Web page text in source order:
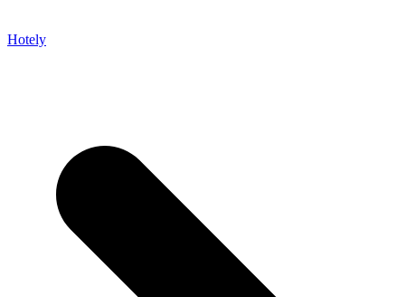
Hotely